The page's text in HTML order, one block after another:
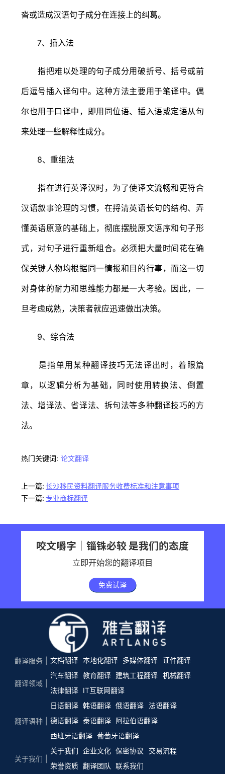
沓或造成汉语句子成分在连接上的纠葛。
7、插入法
指把难以处理的句子成分用破折号、括号或前
后逗号插入译句中。这种方法主要用于笔译中。偶
尔也用于口译中，即用同位语、插入语或定语从句
来处理一些解释性成分。
8、重组法
指在进行英译汉时，为了使译文流畅和更符合
汉语叙事论理的习惯，在捋清英语长句的结构、弄
懂英语原意的基础上，彻底摆脱原文语序和句子形
式，对句子进行重新组合。必须把大量时间花在确
保关键人物均根据同一情报和目的行事，而这一切
对身体的耐力和思维能力都是一大考验。因此，一
旦考虑成熟，决策者就应迅速做出决策。
9、综合法
是指单用某种翻译技巧无法译出时，着眼篇
章，以逻辑分析为基础，同时使用转换法、倒置
法、增译法、省译法、拆句法等多种翻译技巧的方
法。
热门关键词: 论文翻译
上一篇: 长沙移民资料翻译服务收费标准和注意事项
下一篇: 专业商标翻译
咬文嚼字｜锱铢必较 是我们的态度
立即开始您的翻译项目
免费试译
翻译服务 文档翻译 本地化翻译 多媒体翻译 证件翻译
翻译领域
汽车翻译 教育翻译 建筑工程翻译 机械翻译
法律翻译
IT互联网翻译
翻译语种
日语翻译 韩语翻译 俄语翻译
法语翻译
德语翻译 泰语翻译 阿拉伯语翻译
西班牙语翻译 葡萄牙语翻译
关于我们
关于我们 企业文化 保密协议
交易流程
荣誉资质 翻译团队 联系我们